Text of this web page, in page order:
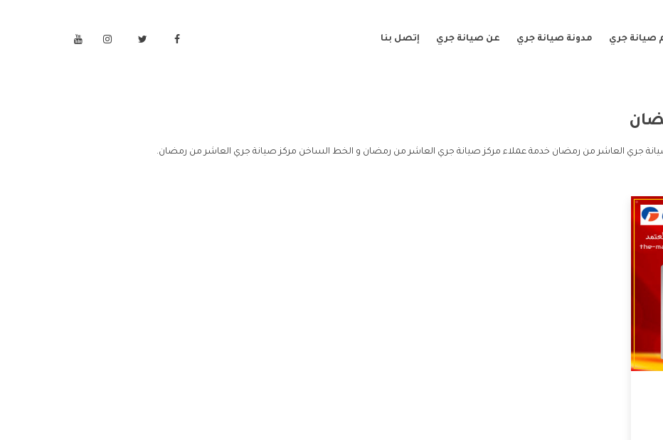
صيانة جري مدونة صيانة جري عن صيانة جري إتصل بنا
جري العاشر من رمضان خدمة عملاء مركز صيانة جري العاشر من رمضان و الخط الساخن مركز صيانة جري العاشر من رمضان.